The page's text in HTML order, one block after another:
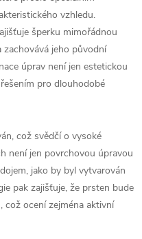
vzhledu.
šperku mimořádnou
jeho původní
úprav není jen estetickou
pro dlouhodobé
což svědčí o vysoké
není jen povrchovou úpravou
jako by byl vytvarován
pak zajišťuje, že prsten bude
což ocení zejména aktivní